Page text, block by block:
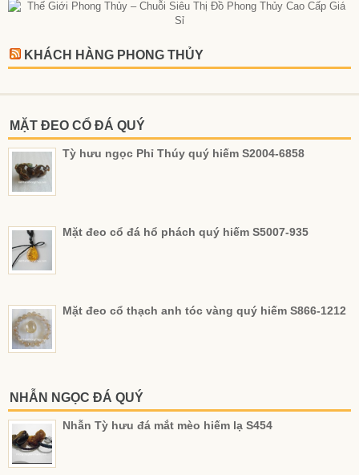
KHÁCH HÀNG PHONG THỦY
MẶT ĐEO CỔ ĐÁ QUÝ
Tỳ hưu ngọc Phỉ Thúy quý hiếm S2004-6858
Mặt đeo cổ đá hổ phách quý hiếm S5007-935
Mặt đeo cổ thạch anh tóc vàng quý hiếm S866-1212
NHẪN NGỌC ĐÁ QUÝ
Nhẫn Tỳ hưu đá mắt mèo hiếm lạ S454